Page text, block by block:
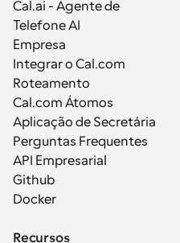
Cal.ai - Agente de
Telefone AI
Empresa
Integrar o Cal.com
Roteamento
Cal.com Átomos
Aplicação de Secretária
Perguntas Frequentes
API Empresarial
Github
Docker
Recursos